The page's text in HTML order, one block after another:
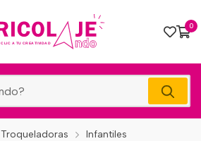
0
Troqueladoras Infantiles